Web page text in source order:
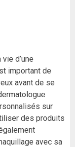
d’une
important de
avant de se
sur
des produits
avec sa